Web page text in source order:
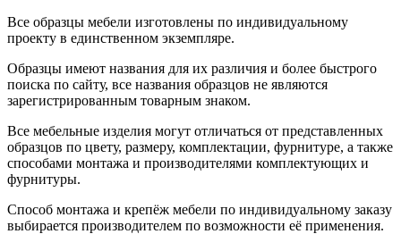
Все образцы мебели изготовлены по индивидуальному
проекту в единственном экземпляре.
Образцы имеют названия для их различия и более быстрого
поиска по сайту, все названия образцов не являются
зарегистрированным товарным знаком.
Все мебельные изделия могут отличаться от представленных
образцов по цвету, размеру, комплектации, фурнитуре, а также
способами монтажа и производителями комплектующих и
фурнитуры.
Способ монтажа и крепёж мебели по индивидуальному заказу
выбирается производителем по возможности её применения.